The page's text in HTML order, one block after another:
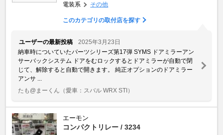
電装系 その他
このカテゴリの取付店を探す
ユーザーの最新投稿
2025年3月23日
納車時についていたパーツシリーズ第17弾 SYMS ドアミラーアン
サーバックシステム ドアをむロックするとドアミラーが自動で閉
じて、解除すると自動で開きます。 純正オプションのドアミラー
アンサ ...
たも@まーくん （愛車：スバル WRX STI）
エーモン
コンパクトリレー / 3234